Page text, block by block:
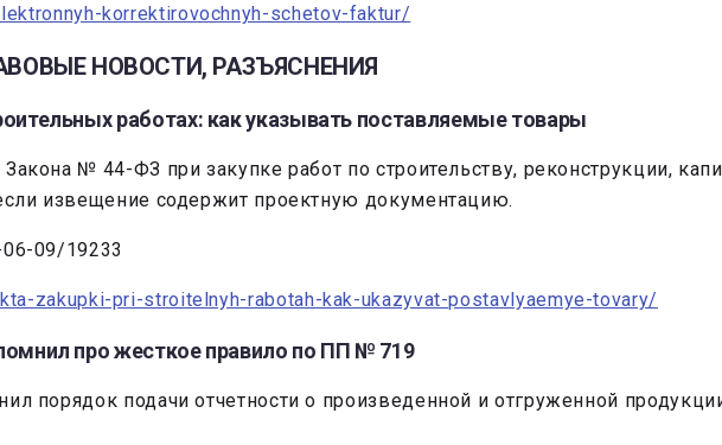
korrektirovochnyh-schetov-faktur/
НОВОСТИ, РАЗЪЯСНЕНИЯ
работах: как указывать поставляемые товары
№ 44-ФЗ при закупке работ по строительству, реконструкции,
извещение содержит проектную документацию.
09/19233
zakupki-pri-stroitelnyh-rabotah-kak-ukazyvat-postavlyaemye-tovary/
про жесткое правило по ПП № 719
порядок подачи отчетности о произведенной и отгруженной